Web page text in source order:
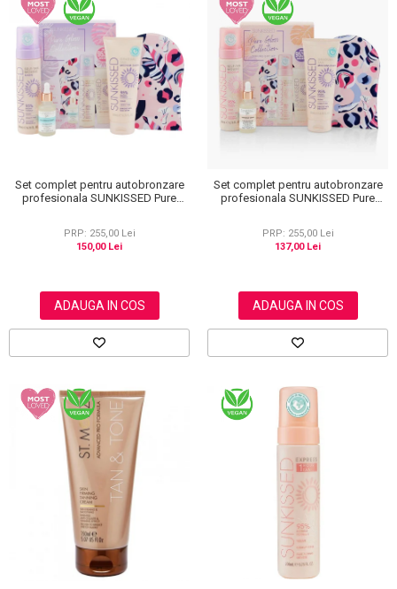
Set complet pentru autobronzare
profesionala SUNKISSED Pure
PRP: 255,00 Lei
150,00 Lei
ADAUGA IN COS
Set complet pentru autobronzare
profesionala SUNKISSED Pure
PRP: 255,00 Lei
137,00 Lei
ADAUGA IN COS